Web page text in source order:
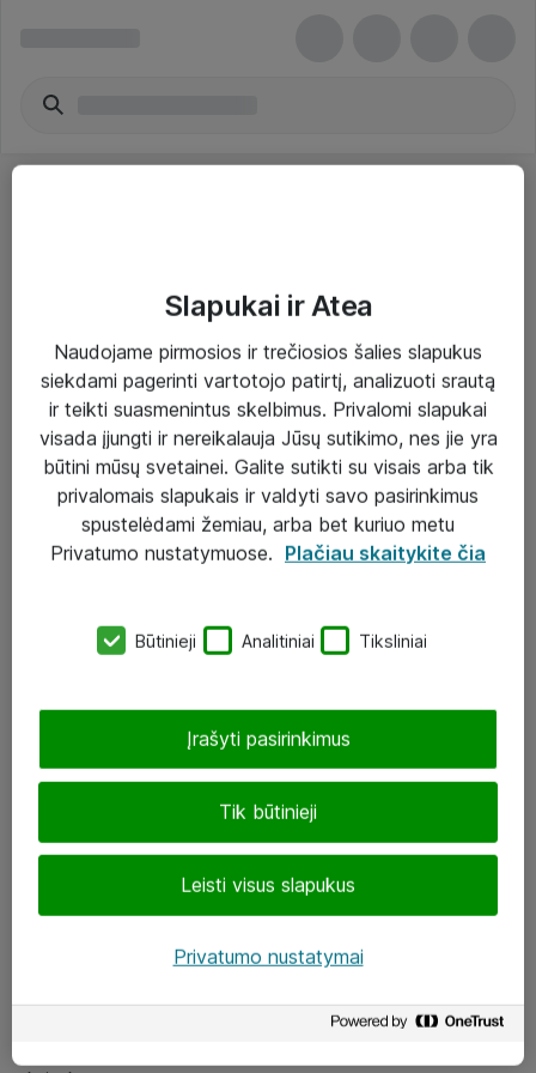
Paslaugos
Sprendimai
Įgyvendinti projektai
Atea ekspertų patarimai verslui
eShop@atea.lt
LinkedIn
Slapukai ir Atea
Naudojame pirmosios ir trečiosios šalies slapukus
siekdami pagerinti vartotojo patirtį, analizuoti srautą
ir teikti suasmenintus skelbimus. Privalomi slapukai
visada įjungti ir nereikalauja Jūsų sutikimo, nes jie yra
būtini mūsų svetainei. Galite sutikti su visais arba tik
privalomais slapukais ir valdyti savo pasirinkimus
spustelėdami žemiau, arba bet kuriuo metu
Privatumo nustatymuose. Plačiau skaitykite čia
Būtinieji Analitiniai Tiksliniai
Tik būtinieji
Leisti visus slapukus
Įrašyti pasirinkimus
Privatumo nustatymai